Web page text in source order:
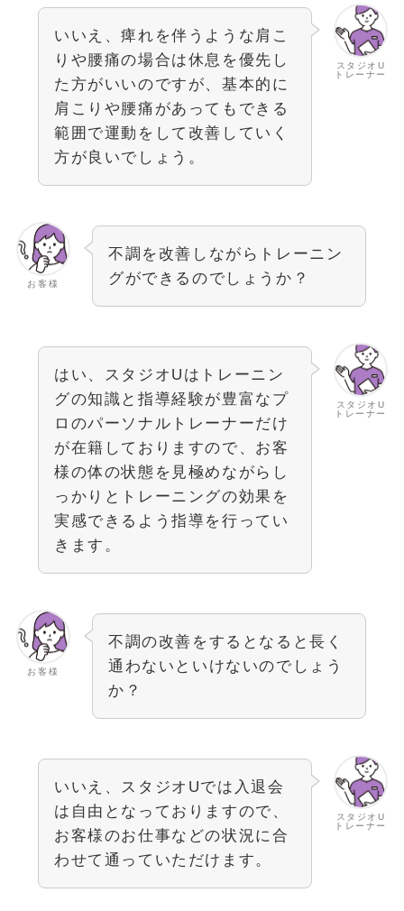
スタジオU
トレーナー
いいえ、痺れを伴うような肩こ
りや腰痛の場合は休息を優先し
た方がいいのですが、基本的に
肩こりや腰痛があってもできる
範囲で運動をして改善していく
方が良いでしょう。
お客様
不調を改善しながらトレーニン
グができるのでしょうか？
スタジオU
トレーナー
はい、スタジオUはトレーニン
グの知識と指導経験が豊富なプ
ロのパーソナルトレーナーだけ
が在籍しておりますので、お客
様の体の状態を見極めながらし
っかりとトレーニングの効果を
実感できるよう指導を行ってい
きます。
お客様
不調の改善をするとなると長く
通わないといけないのでしょう
か？
スタジオU
トレーナー
いいえ、スタジオUでは入退会
は自由となっておりますので、
お客様のお仕事などの状況に合
わせて通っていただけます。